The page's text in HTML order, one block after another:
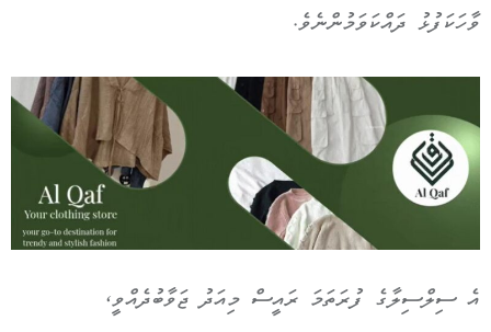
ވާހަކަފުޅު ދައްކަވަމުންނެވެ.
އެ ސިލްސިލާގެ ފުރަތަމަ ރައީސް މިއަދު ޖަވާބުދެއްވީ،